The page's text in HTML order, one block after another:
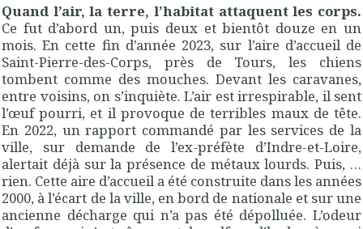
Quand l’air, la terre, l’habitat attaquent les corps.
Ce fut d’abord un, puis deux et bientôt douze en un
mois. En cette fin d’année 2023, sur l’aire d’accueil de
Saint-Pierre-des-Corps, près de Tours, les chiens
tombent comme des mouches. Devant les caravanes,
entre voisins, on s’inquiète. L’air est irrespirable, il sent
l’œuf pourri, et il provoque de terribles maux de tête.
En 2022, un rapport commandé par les services de la
ville, sur demande de l’ex-préfète d’Indre-et-Loire,
alertait déjà sur la présence de métaux lourds. Puis, …
rien. Cette aire d’accueil a été construite dans les années
2000, à l’écart de la ville, en bord de nationale et sur une
ancienne décharge qui n’a pas été dépolluée. L’odeur